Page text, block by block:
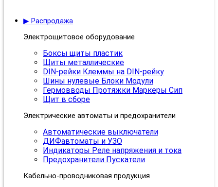
▶ Распродажа
Электрощитовое оборудование
Боксы щиты пластик
Щиты металлические
DIN-рейки Клеммы на DIN-рейку
Шины нулевые Блоки Модули
Гермовводы Протяжки Маркеры Сип
Щит в сборе
Электрические автоматы и предохранители
Автоматические выключатели
ДИФавтоматы и УЗО
Индикаторы Реле напряжения и тока
Предохранители Пускатели
Кабельно-проводниковая продукция